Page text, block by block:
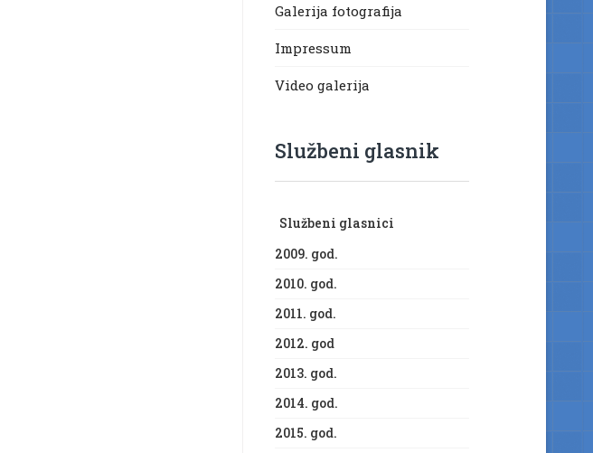
Galerija fotografija
Impressum
Video galerija
Službeni glasnik
Službeni glasnici
2009. god.
2010. god.
2011. god.
2012. god
2013. god.
2014. god.
2015. god.